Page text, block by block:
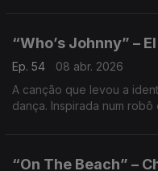
“Who’s Johnny” –
Ep. 54
08 abr. 2026
A canção que levou a
dança. Inspirada num
“On The Beach” –